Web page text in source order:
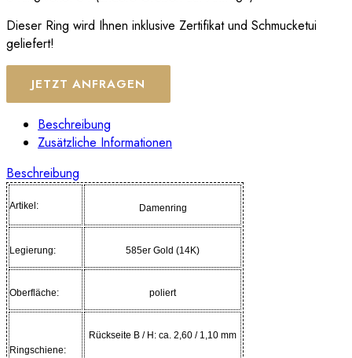
Dieser Ring wird Ihnen inklusive Zertifikat und Schmucketui
geliefert!
JETZT ANFRAGEN
Beschreibung
Zusätzliche Informationen
Beschreibung
Artikel: Damenring
Legierung: 585er Gold (14K)
Oberfläche: poliert
Ringschiene:
Rückseite B / H: ca. 2,60 / 1,10 mm